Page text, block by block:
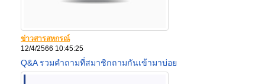
ข่าวสารสหกรณ์
12/4/2566 10:45:25
Q&A รวมคำถามที่สมาชิกถามกันเข้ามาบ่อย